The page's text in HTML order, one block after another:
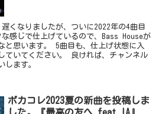
くなりましたが、ついに2022年の4曲目
感じで仕上げているので、Bass Houseが
と思います。 5曲目も、仕上げ状態に入
ていてください。 良ければ、チャンネル
します。
ボカコレ2023夏の新曲を投稿しま
した。『最高の友へ feat.IA』